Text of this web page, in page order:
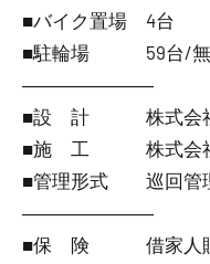
■バイク置場 4台
■駐輪場 59台/無
―――――――
■設 計 株式会社
■施 工 株式会社
■管理形式 巡回管
―――――――
■保 険 借家人賠